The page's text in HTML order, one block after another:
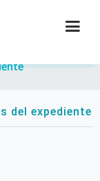
del expediente